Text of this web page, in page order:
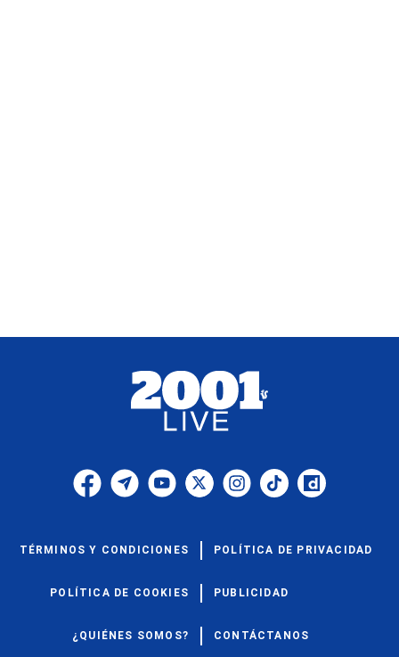
TÉRMINOS Y CONDICIONES POLÍTICA DE PRIVACIDAD
POLÍTICA DE COOKIES PUBLICIDAD
¿QUIÉNES SOMOS? CONTÁCTANOS